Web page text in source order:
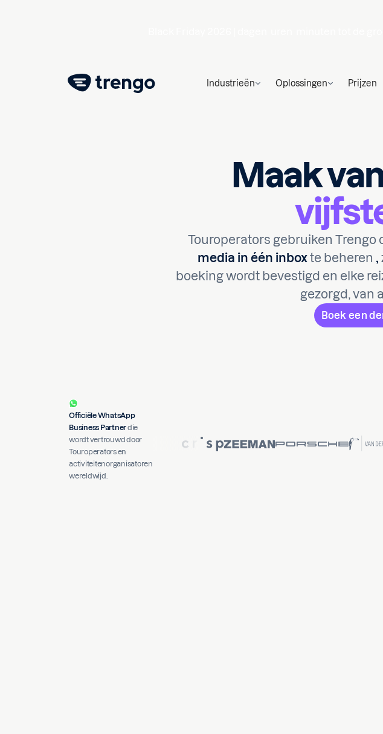
Industrieën Oplossingen Prijzen
Maak
Touroperators gebruiken Trengo
media in één inboxte beheren ,
boeking wordt bevestigd en elke
gezorgd, van
Boek een
Officiële WhatsApp
Business Partnerdie
wordt vertrouwd door
Touroperators en
activiteitenorganisatoren
wereldwijd.